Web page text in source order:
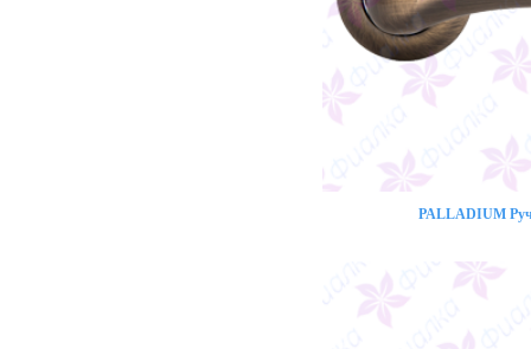
PALLADIUM